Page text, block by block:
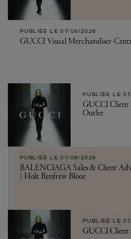
PUBLIÉE LE 07/08/2026
GUCCI Visual Merchandiser-
PUBLIÉE LE
GUCCI Client
Outlet
PUBLIÉE LE 07/08/2026
BALENCIAGA Sales & Client
| Holt Renfrew Bloor
PUBLIÉE LE
GUCCI Client